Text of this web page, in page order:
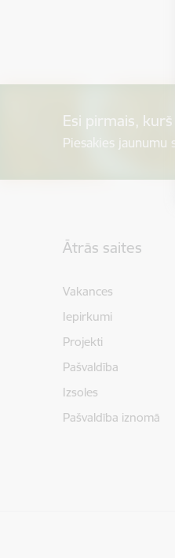
Esi pirmais, kurš
Piesakies jaunumu
Ātrās saites
Vakances
Iepirkumi
Projekti
Pašvaldība
Izsoles
Pašvaldība iznomā